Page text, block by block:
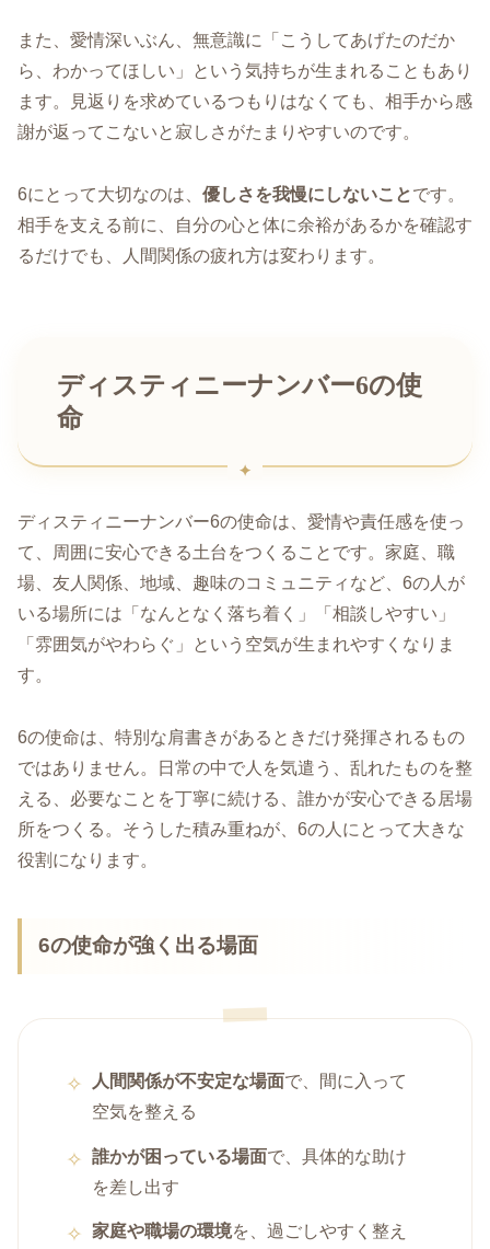
また、愛情深いぶん、無意識に「こうしてあげたのだか
ら、わかってほしい」という気持ちが生まれることもあり
ます。見返りを求めているつもりはなくても、相手から感
謝が返ってこないと寂しさがたまりやすいのです。
6にとって大切なのは、 優しさを我慢にしないことです。
相手を支える前に、自分の心と体に余裕があるかを確認す
るだけでも、人間関係の疲れ方は変わります。
ディスティニーナンバー6の使
命
ディスティニーナンバー6の使命は、愛情や責任感を使っ
て、周囲に安心できる土台をつくることです。家庭、職
場、友人関係、地域、趣味のコミュニティなど、6の人が
いる場所には「なんとなく落ち着く」「相談しやすい」
「雰囲気がやわらぐ」という空気が生まれやすくなりま
す。
6の使命は、特別な肩書きがあるときだけ発揮されるもの
ではありません。日常の中で人を気遣う、乱れたものを整
える、必要なことを丁寧に続ける、誰かが安心できる居場
所をつくる。そうした積み重ねが、6の人にとって大きな
役割になります。
6の使命が強く出る場面
人間関係が不安定な場面で、間に入って
空気を整える
誰かが困っている場面で、具体的な助け
を差し出す
家庭や職場の環境を、過ごしやすく整え